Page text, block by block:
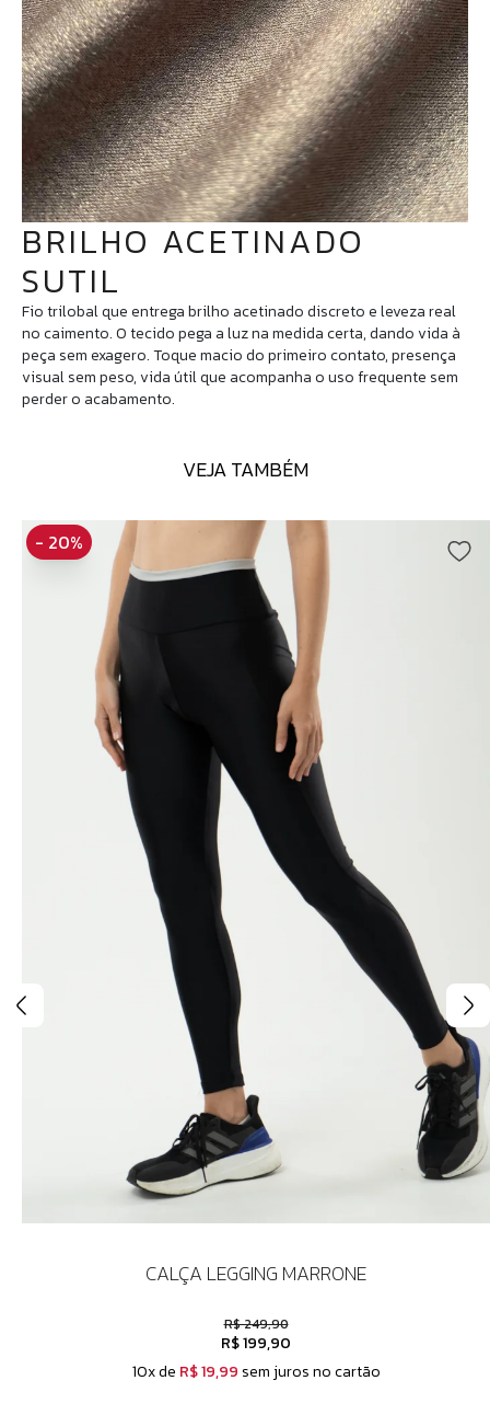
BRILHO ACETINADO
SUTIL
Fio trilobal que entrega brilho acetinado discreto e leveza real
no caimento. O tecido pega a luz na medida certa, dando vida à
peça sem exagero. Toque macio do primeiro contato, presença
visual sem peso, vida útil que acompanha o uso frequente sem
perder o acabamento.
VEJA TAMBÉM
CALÇA LEGGING MARRONE
R$ 249,90
R$ 199,90
10x de R$ 19,99 sem juros no cartão
- 20%